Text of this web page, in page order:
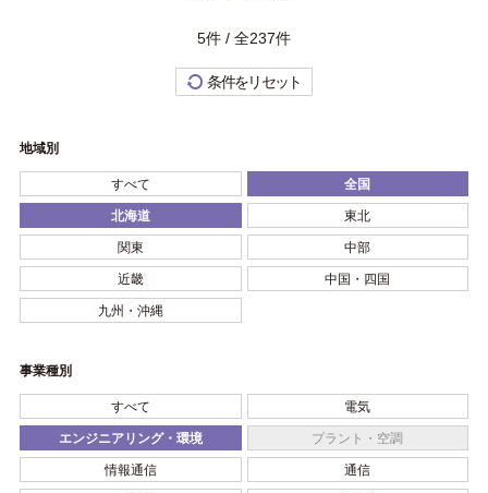
5件 / 全237件
条件をリセット
地域別
すべて 全国
北海道 東北
関東 中部
近畿 中国・四国
九州・沖縄
事業種別
すべて 電気
エンジニアリング・環境 プラント・空調
情報通信 通信